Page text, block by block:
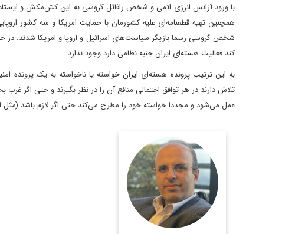
با ورود آژانس انرژی اتمی و شخص رافائل گروسی به این کش‌مکش و
همچنین تهیه قطعنامه‌ای علیه کشورمان با حمایت امریکا و سه کشور
شخص گروسی رسما بازیگر سیاست‌های اسرائیل و اروپا و امریکا شدند. در
کند فعالیت هسته‌ای ایران جنبه نظامی دارد وجود ندارد.
به این ترتیب پرونده هسته‌ای ایران خواسته یا ناخواسته به یک
تلاش دارند در هر توافق احتمالی منافع آن را در نظر بگیرند و حتی اگر غرب
عمل می‌شود و مجددا خواسته خود را مطرح می‌کند حتی اگر لازم باشد (مثل
روزنامه نگار، نویسنده،
مترجم و سردبیر دیپلماسی
ایرانی.
اطلاعات بیشتر